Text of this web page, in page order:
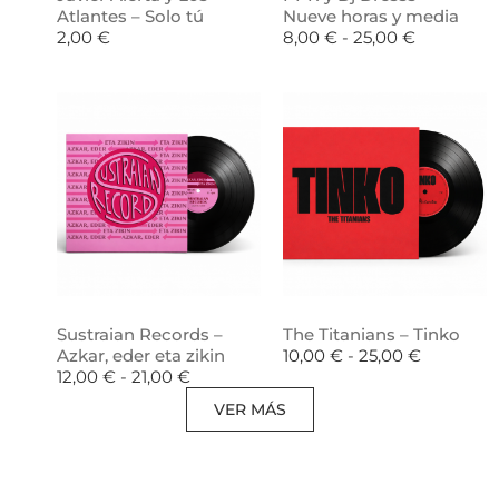
Atlantes – Solo tú
2,00 €
Nueve horas y media
8,00 € - 25,00 €
Sustraian Records –
Azkar, eder eta zikin
12,00 € - 21,00 €
The Titanians – Tinko
10,00 € - 25,00 €
VER MÁS